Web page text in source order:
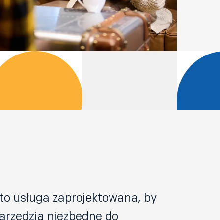
usługa zaprojektowana, by
niezbędne do